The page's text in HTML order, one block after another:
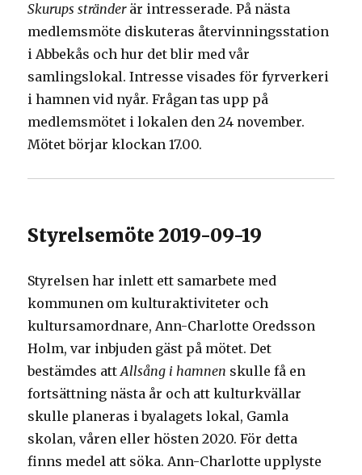
Skurups stränderär intresserade. På nästa
medlemsmöte diskuteras återvinningsstation
i Abbekås och hur det blir med vår
samlingslokal. Intresse visades för fyrverkeri
i hamnen vid nyår. Frågan tas upp på
medlemsmötet i lokalen den 24 november.
Mötet börjar klockan 17.00.
Styrelsemöte 2019-09-19
Styrelsen har inlett ett samarbete med
kommunen om kulturaktiviteter och
kultursamordnare, Ann-Charlotte Oredsson
Holm, var inbjuden gäst på mötet. Det
bestämdes attAllsång i hamnen skulle få en
fortsättning nästa år och att kulturkvällar
skulle planeras i byalagets lokal, Gamla
skolan, våren eller hösten 2020. För detta
finns medel att söka. Ann-Charlotte upplyste